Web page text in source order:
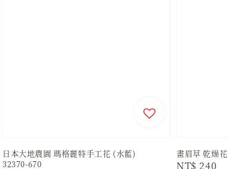
日本大地農園 瑪格麗特手工花 (水藍)
32370-670
畫眉草 乾燥花
Regular
NT$ 240